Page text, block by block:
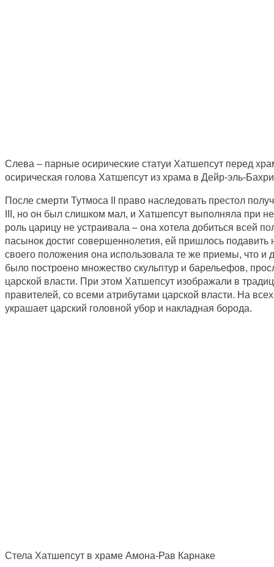
Слева – парные осирические статуи Хатшепсут перед
осирическая голова Хатшепсут из храма в Дейр-эль-
После смерти Тутмоса II право наследовать престол
III, но он был слишком мал, и Хатшепсут выполняла при
роль царицу не устраивала – она хотела добиться всей
пасынок достиг совершеннолетия, ей пришлось подавить
своего положения она использовала те же приемы, что и
было построено множество скульптур и барельефов,
царской власти. При этом Хатшепсут изображали в
правителей, со всеми атрибутами царской власти. На
украшает царский головной убор и накладная борода.
Стела Хатшепсут в храме Амона-Рав Карнаке